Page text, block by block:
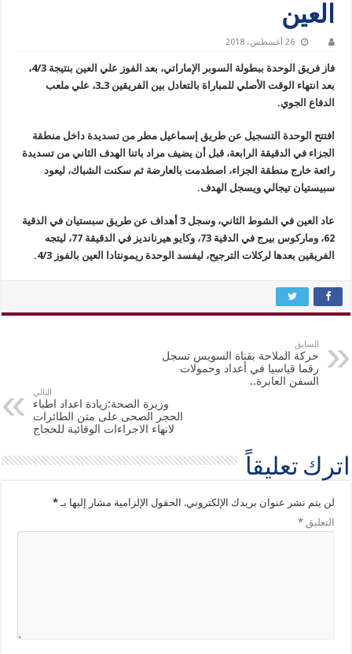
العين
26 أغسطس، 2018
فاز فريق الوحدة ببطولة السوبر الإماراتي، بعد الفوز علي العين بنتيجة 4/3،
بعد انتهاء الوقت الأصلي للمباراة بالتعادل بين الفريقين 3ـ3، علي ملعب
الدفاع الجوي.
افتتح الوحدة التسجيل عن طريق إسماعيل مطر من تسديدة داخل منطقة
الجزاء في الدقيقة الرابعة، قبل أن يضيف مراد باتنا الهدف الثاني من تسديدة
رائعة خارج منطقة الجزاء، اصطدمت بالعارضة ثم سكنت الشباك، ليعود
سبيستيان تيجالي ويسجل الهدف.
عاد العين في الشوط الثاني، وسجل 3 أهداف عن طريق سبستيان في الدقية
62، وماركوس بيرج في الدقية 73، وكايو هيرنانديز في الدقيقة 77، ليتجه
الفريقين بعدها لركلات الترجيح، ليفسد الوحدة ريمونتادا العين بالفوز 4/3.
السابق
حركة الملاحة بقناة السويس تسجل
رقما قياسيا في أعداد وحمولات
السفن العابرة..
التالي
وزيرة الصحة:زيادة اعداد اطباء
الحجر الصحى على متن الطائرات
لانهاء الاجراءات الوقائية للحجاج
اترك تعليقاً
لن يتم نشر عنوان بريدك الإلكتروني. الحقول الإلزامية مشار إليها بـ*
التعليق*